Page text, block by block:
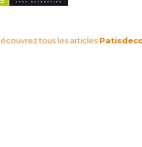
tous les articles